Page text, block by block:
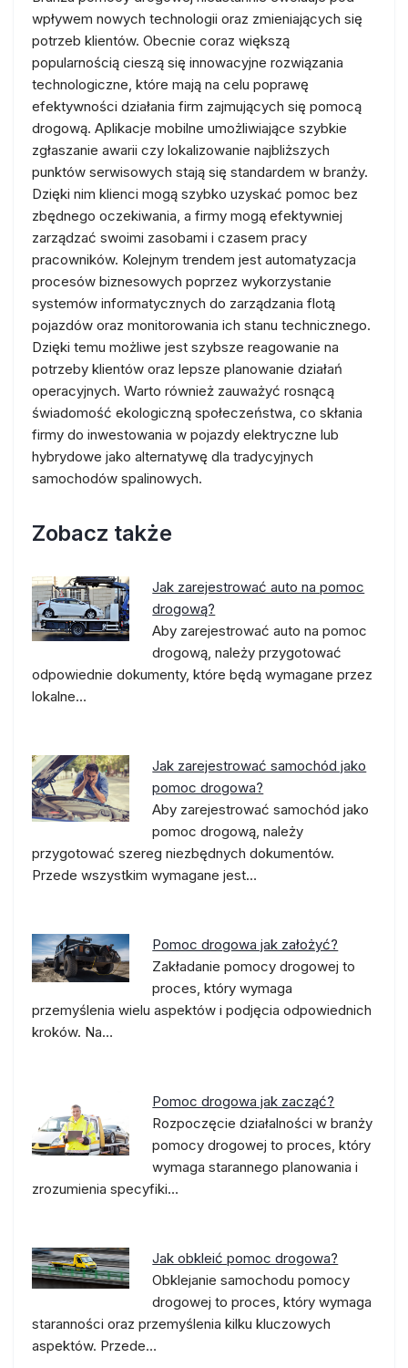
wpływem nowych technologii oraz zmieniających się
potrzeb klientów. Obecnie coraz większą
popularnością cieszą się innowacyjne rozwiązania
technologiczne, które mają na celu poprawę
efektywności działania firm zajmujących się pomocą
drogową. Aplikacje mobilne umożliwiające szybkie
zgłaszanie awarii czy lokalizowanie najbliższych
punktów serwisowych stają się standardem w branży.
Dzięki nim klienci mogą szybko uzyskać pomoc bez
zbędnego oczekiwania, a firmy mogą efektywniej
zarządzać swoimi zasobami i czasem pracy
pracowników. Kolejnym trendem jest automatyzacja
procesów biznesowych poprzez wykorzystanie
systemów informatycznych do zarządzania flotą
pojazdów oraz monitorowania ich stanu technicznego.
Dzięki temu możliwe jest szybsze reagowanie na
potrzeby klientów oraz lepsze planowanie działań
operacyjnych. Warto również zauważyć rosnącą
świadomość ekologiczną społeczeństwa, co skłania
firmy do inwestowania w pojazdy elektryczne lub
hybrydowe jako alternatywę dla tradycyjnych
samochodów spalinowych.
Zobacz także
Jak zarejestrować auto na pomoc
drogową?
Aby zarejestrować auto na pomoc
drogową, należy przygotować
odpowiednie dokumenty, które będą wymagane przez
lokalne…
Jak zarejestrować samochód jako
pomoc drogowa?
Aby zarejestrować samochód jako
pomoc drogową, należy
przygotować szereg niezbędnych dokumentów.
Przede wszystkim wymagane jest…
Pomoc drogowa jak założyć?
Zakładanie pomocy drogowej to
proces, który wymaga
przemyślenia wielu aspektów i podjęcia odpowiednich
kroków. Na…
Pomoc drogowa jak zacząć?
Rozpoczęcie działalności w branży
pomocy drogowej to proces, który
wymaga starannego planowania i
zrozumienia specyfiki…
Jak obkleić pomoc drogowa?
Obklejanie samochodu pomocy
drogowej to proces, który wymaga
staranności oraz przemyślenia kilku kluczowych
aspektów. Przede…